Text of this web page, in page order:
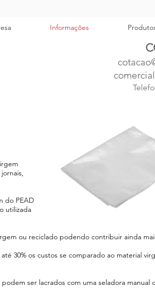
Informações
do PEAD
utilizada
ou reciclado podendo contribuir ainda
30% os custos se comparado ao material
ser lacrados com uma seladora manual